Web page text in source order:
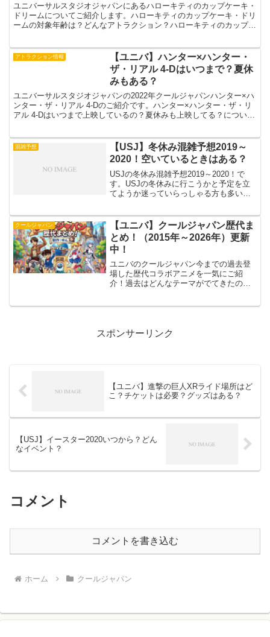
ユニバーサルスタジオジャパンにあるハローキティのカップケーキ・
ドリームについてご紹介します。ハローキティのカップケーキ・ドリ
ームの対象年齢は？どんなアトラクション？ハローキティのカップケ
アトラクション情報
【ユニバ】ハンター×ハンター・
ザ・リアル 4-Dはいつまで？夏休
みもある？
ユニバーサルスタジオジャパンの2022年クールジャパンハンター×ハ
ンター・ザ・リアル 4-Dのご紹介です。ハンター×ハンター・ザ・リ
アル 4-Dはいつまで上映しているの？夏休みも上映してる？について
混雑予想
【USJ】冬休み混雑予想2019～
2020！空いているときはある？
USJの冬休み混雑予想2019～2020！で
す。USJの冬休みに行こうかと予定を立
てようか迷っていらっしゃる方も多いの
出作りと色々あると思います。2019年～
2020年...
クールジャパン
【ユニバ】クールジャパン歴代ま
とめ！（2015年～2026年）更新
中！
ユニバのクールジャパン今までの過去登
場した歴代コラボアニメを一気にご紹
介！過去はどんなテーマがでてきたの
スポンサーリンク
【ユニバ】進撃の巨人XRライド場所はど
こ？チケットは必要？グッズはある？
【USJ】イースター2020いつから？どん
なイベント？
コメント
コメントを書き込む
ホーム クールジャパン